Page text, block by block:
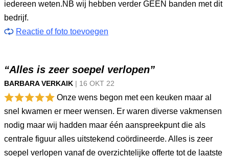
iedereen weten.NB wij hebben verder GEEN banden met dit
bedrijf.
Reactie of foto toevoegen
“Alles is zeer soepel verlopen”
BARBARA VERKAIK | 16 OKT 22
Onze wens begon met een keuken maar al
snel kwamen er meer wensen. Er waren diverse vakmensen
nodig maar wij hadden maar één aanspreekpunt die als
centrale figuur alles uitstekend coördineerde. Alles is zeer
soepel verlopen vanaf de overzichtelijke offerte tot de laatste